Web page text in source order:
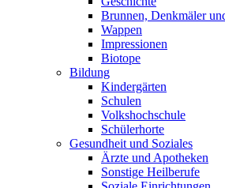
Brunnen, Denkmäler
Wappen
Impressionen
Biotope
Bildung
Kindergärten
Schulen
Volkshochschule
Schülerhorte
Gesundheit und Soziales
Ärzte und Apotheken
Sonstige Heilberufe